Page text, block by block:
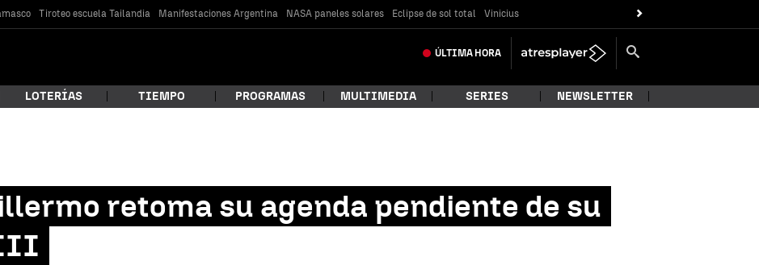
Tiroteo escuela Tailandia Manifestaciones Argentina NASA paneles solares Eclipse de sol total Vinicius
ÚLTIMA HORA
estás buscando?
LOTERÍAS TIEMPO PROGRAMAS MULTIMEDIA SERIES NEWSLETTER
retoma su agenda pendiente de su
III